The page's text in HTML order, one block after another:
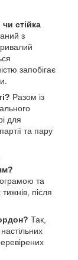
стійка
з
запобігає
Разом із
для
та пару
та
після
Так,